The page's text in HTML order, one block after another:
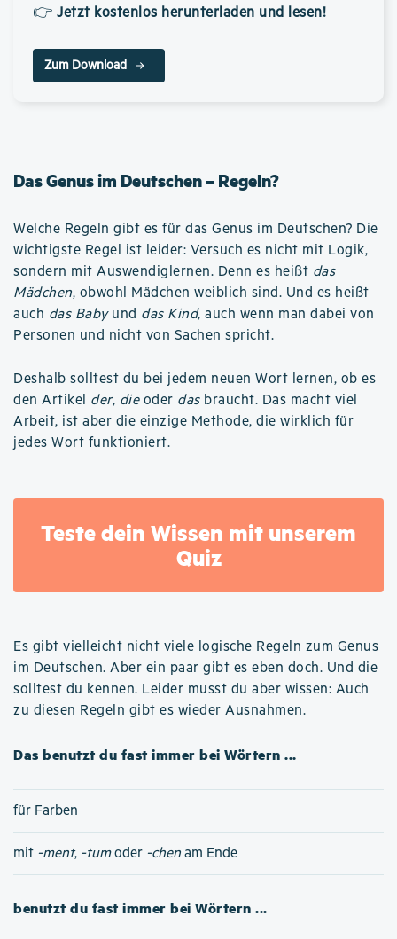
👉 Jetzt kostenlos herunterladen und lesen!
Zum Download
Das Genus im Deutschen – Regeln?
Welche Regeln gibt es für das Genus im Deutschen? Die
wichtigste Regel ist leider: Versuch es nicht mit Logik,
sondern mit Auswendiglernen. Denn es heißt das
Mädchen, obwohl Mädchen weiblich sind. Und es heißt
auch das Babyund das Kind, auch wenn man dabei von
Personen und nicht von Sachen spricht.
Deshalb solltest du bei jedem neuen Wort lernen, ob es
den Artikel der, dieoder dasbraucht. Das macht viel
Arbeit, ist aber die einzige Methode, die wirklich für
jedes Wort funktioniert.
Teste dein Wissen mit unserem
Quiz
Es gibt vielleicht nicht viele logische Regeln zum Genus
im Deutschen. Aber ein paar gibt es eben doch. Und die
solltest du kennen. Leider musst du aber wissen: Auch
zu diesen Regeln gibt es wieder Ausnahmen.
Das benutzt du fast immer bei Wörtern ...
für Farben
mit -ment, -tumoder -chen am Ende
benutzt du fast immer bei Wörtern ...